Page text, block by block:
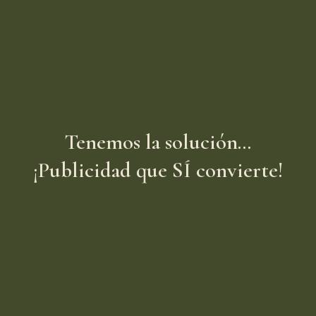
Tenemos la solución...
¡Publicidad que SÍ convierte!